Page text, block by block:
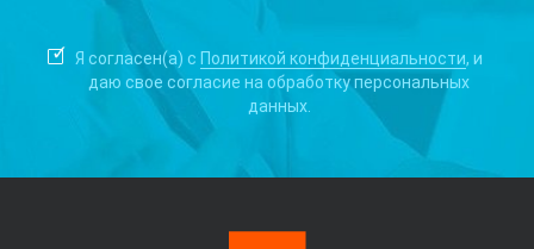
Я согласен(а) с Политикой конфиденциальности, и
даю свое согласие на обработку персональных
данных.